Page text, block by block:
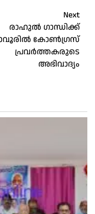
Next
രാഹുൽ ഗാന്ധിക്ക്
കോൺഗ്രസ്
പ്രവർത്തകരുടെ
അഭിവാദ്യം